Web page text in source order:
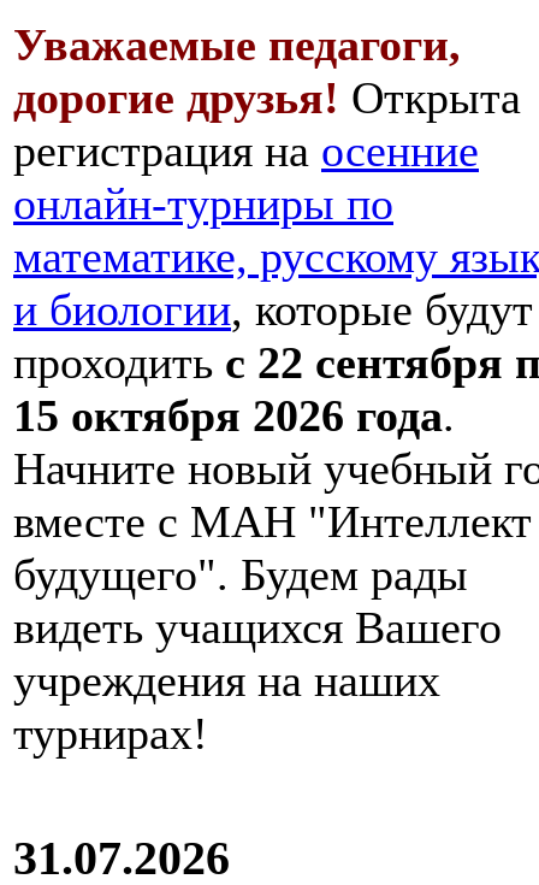
Уважаемые педагоги,
дорогие друзья! Открыта
регистрация на осенние
онлайн-турниры по
математике, русскому
и биологии, которые будут
проходить с 22 сентября
15 октября 2026 года.
Начните новый учебный
вместе с МАН "Интеллект
будущего". Будем рады
видеть учащихся Вашего
учреждения на наших
турнирах!
31.07.2026